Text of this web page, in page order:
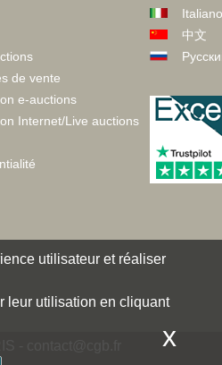
de vente
e-auctions
Internet/Live auctions
Italiano
中文
-
utilisateur et réaliser
leur utilisation en cliquant
x